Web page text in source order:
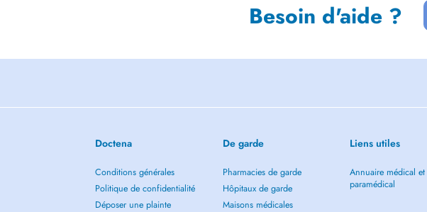
Besoin d'aide ?
Doctena
Conditions générales
Politique de confidentialité
Déposer une plainte
De garde
Pharmacies de garde
Hôpitaux de garde
Maisons médicales
Liens utiles
Annuaire médical et
paramédical